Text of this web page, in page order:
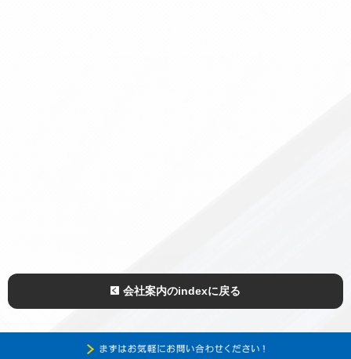
会社案内のindexに戻る